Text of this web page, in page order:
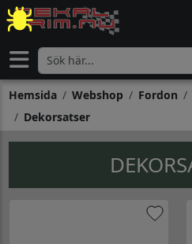
Hemsida Webshop Fordon
Dekorsatser